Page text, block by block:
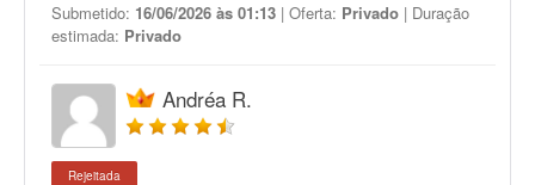
Submetido: 16/06/2026 às 01:13 | Oferta: Privado | Duração
estimada: Privado
Andréa R.
Rejeitada